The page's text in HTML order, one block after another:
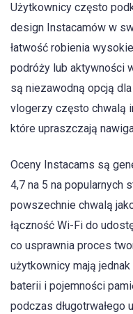
Użytkownicy często
design Instacamów w
łatwość robienia
podróży lub aktywności
są niezawodną opcją
vlogerzy często chwalą
które upraszczają
Oceny Instacams są
4,7 na 5 na popularnych
powszechnie chwalą
łączność Wi-Fi do
co usprawnia proces
użytkownicy mają
baterii i pojemności
podczas długotrwałego